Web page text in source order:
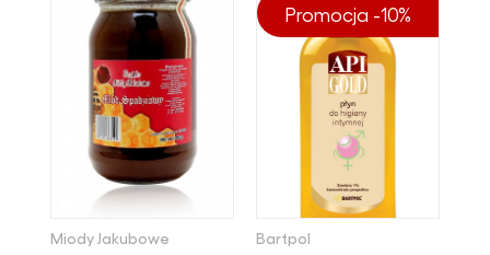
Miody Jakubowe
Promocja -10%
Bartpol